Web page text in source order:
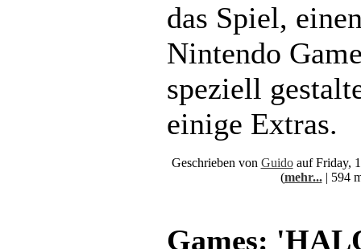
das Spiel,
Nintendo
speziell
einige Extras.
Geschrieben von Guidoauf Friday,
(mehr...| 594
Games: